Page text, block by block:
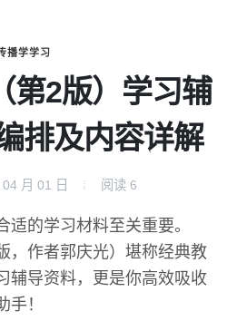
播学学习
第2版）学习辅
排及内容详解
月 01 日 阅读 6
适的学习材料至关重要。
，作者郭庆光）堪称经典教
辅导资料，更是你高效吸收
！